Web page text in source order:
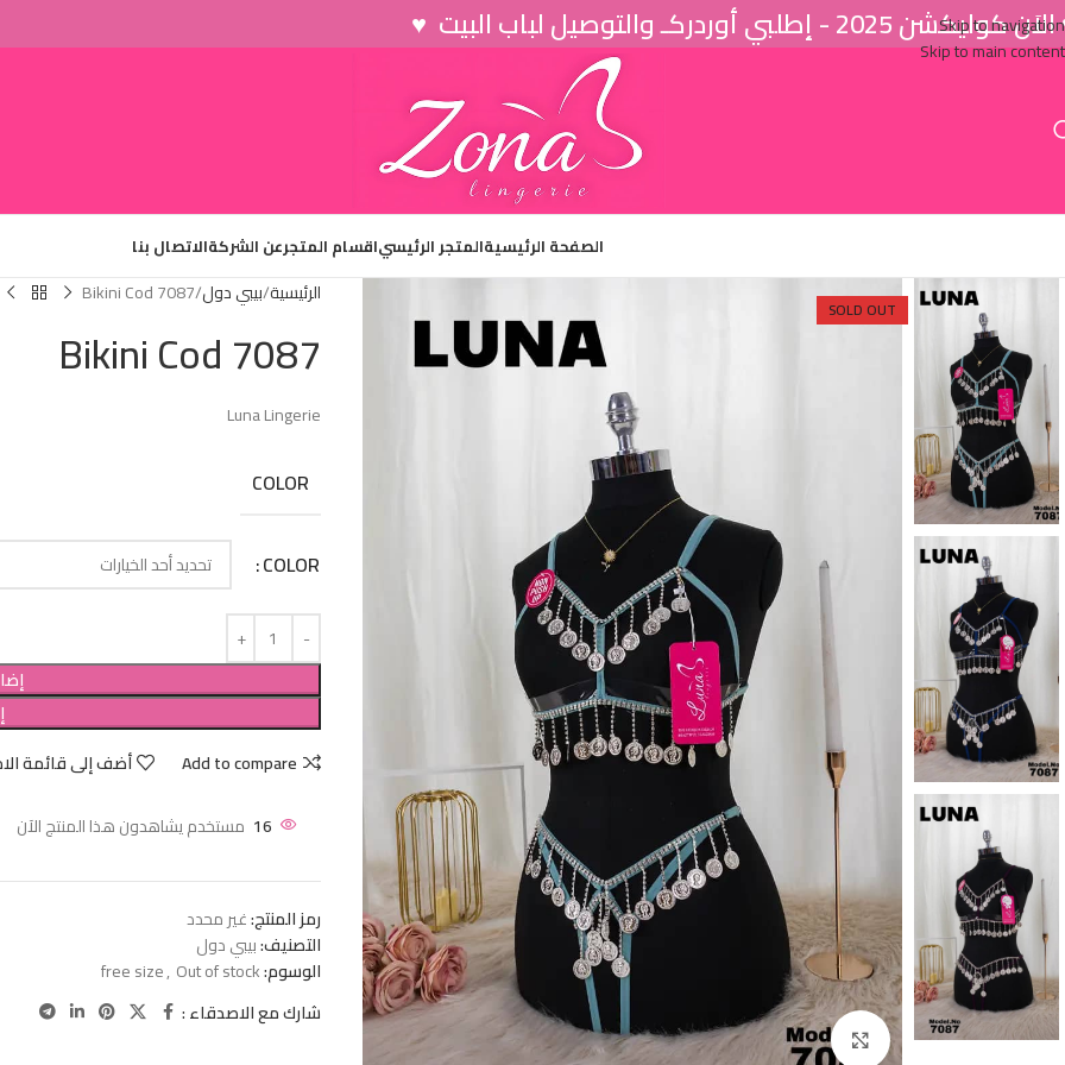
Skip to navigation
Skip to main content
2025 - إطلبي أوردركـ والتوصيل لباب البيت ♥
الصفحة الرئيسيةالمتجر الرئيسياقسام المتجرعن الشركةالاتصال بنا
SOLD OUT
Click to enlarge
الرئيسية بيبي دول Bikini Cod 7087
Bikini Cod 7087
Luna Lingerie
COLOR
COLOR
Add to compare
أضف إلى قائمة
16 مستخدم يشاهدون هذا المنتج الآن
رمز المنتج:غير محدد
التصنيف:بيبي دول
الوسوم:
free size, Out of stock
شارك مع الاصدقاء :